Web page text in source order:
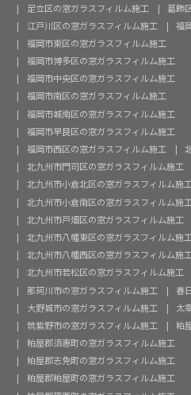
足立区の窓ガラスフィルム施工
葛飾
江戸川区の窓ガラスフィルム施工
福
福岡市東区の窓ガラスフィルム施工
福岡市博多区の窓ガラスフィルム施工
福岡市中央区の窓ガラスフィルム施工
福岡市南区の窓ガラスフィルム施工
福岡市城南区の窓ガラスフィルム施工
福岡市早良区の窓ガラスフィルム施工
福岡市西区の窓ガラスフィルム施工
北九州市門司区の窓ガラスフィルム施工
北九州市小倉北区の窓ガラスフィルム施
北九州市小倉南区の窓ガラスフィルム施工
北九州市戸畑区の窓ガラスフィルム施工
北九州市八幡東区の窓ガラスフィルム施工
北九州市八幡西区の窓ガラスフィルム施工
北九州市若松区の窓ガラスフィルム施工
那珂川市の窓ガラスフィルム施工
春
大野城市の窓ガラスフィルム施工
太
筑紫野市の窓ガラスフィルム施工
粕
粕屋郡須惠町の窓ガラスフィルム施工
粕屋郡志免町の窓ガラスフィルム施工
粕屋郡粕屋町の窓ガラスフィルム施工